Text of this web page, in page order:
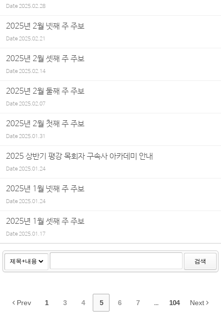
Date2025.02.28
2025년 2월 넷째 주 주보
Date2025.02.21
2025년 2월 셋째 주 주보
Date2025.02.14
2025년 2월 둘째 주 주보
Date2025.02.07
2025년 2월 첫째 주 주보
Date2025.01.31
2025 상반기 평강 목회자 구속사 아카데미 안내
Date2025.01.24
2025년 1월 넷째 주 주보
Date2025.01.24
2025년 1월 셋째 주 주보
Date2025.01.17
검색
Prev 1 3 4 5 6 7 ... 104 Next